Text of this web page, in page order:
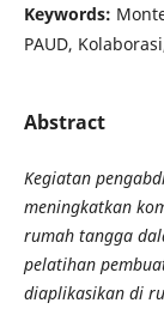
Keywords:
PAUD,
Abstract
Kegiatan
meningkatkan
rumah tangga
pelatihan
diaplikasikan di